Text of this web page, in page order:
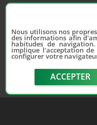
Nous utilisons nos
des informations afin
habitudes de
implique l'acceptation
configurer votre
ACCEPTER